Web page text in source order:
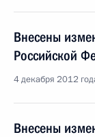
Внесены
Российской
4 декабря 2012
Внесены